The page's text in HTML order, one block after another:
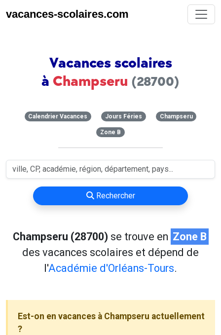
vacances-scolaires.com
Vacances scolaires
à Champseru (28700)
Calendrier Vacances Jours Féries Champseru
Zone B
Rechercher
Champseru (28700) se trouve en Zone B
des vacances scolaires et dépend de
l'Académie d'Orléans-Tours.
Est-on en vacances à Champseru actuellement
?